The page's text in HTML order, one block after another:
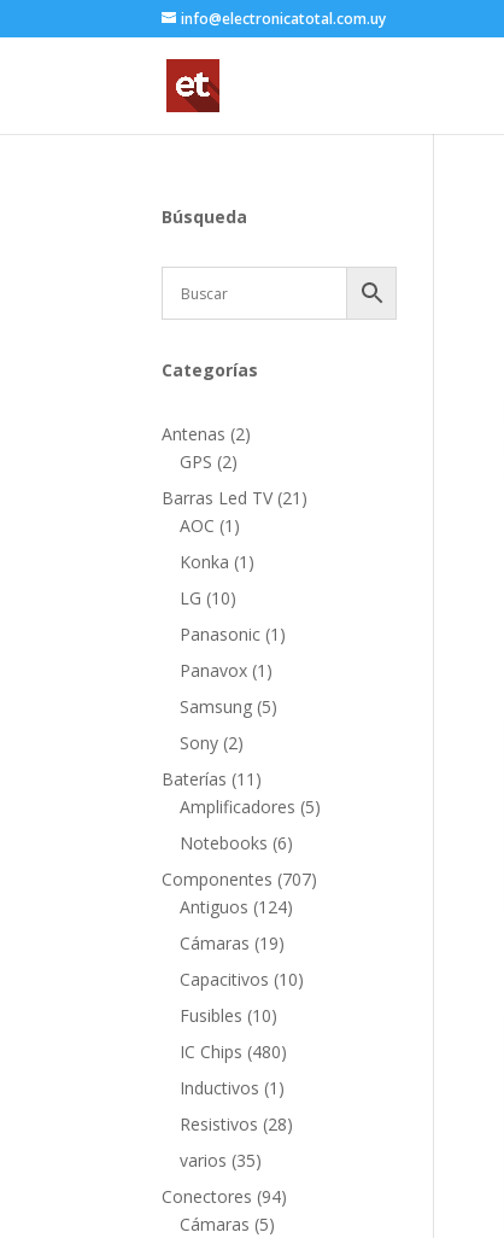
info@electronicatotal.com.uy
Búsqueda
Categorías
Antenas 22
GPS 22
productos
Barras Led TV 21 21
AOC 1 1
producto
Konka 1 1
LG 1010
productos
Panasonic 1 1
Panavox 1 1
producto
Samsung 55
Sony 22
productos
Baterías 11 11
productos
Amplificadores 55
Notebooks 66
productos
Componentes 707707
Antiguos 124124
Cámaras 1919
productos
Capacitivos 1010
Fusibles 1010
productos
IC Chips 480480
productos
Inductivos 1 1
producto
Resistivos 2828
varios 3535
productos
Conectores 9494
Cámaras 55